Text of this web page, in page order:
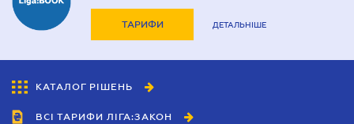
ТАРИФИ ДЕТАЛЬНІШЕ
КАТАЛОГ РІШЕНЬ
ВСІ ТАРИФИ ЛІГА:ЗАКОН